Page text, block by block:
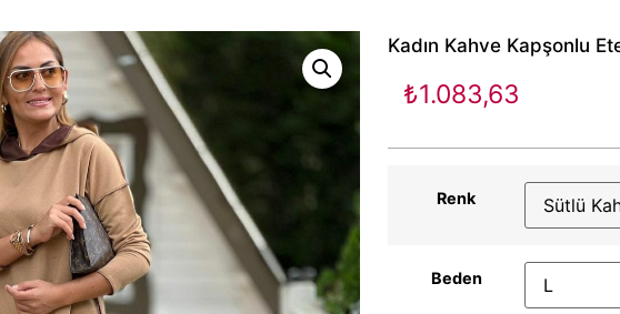
Kadın Kahve Kapşonlu
₺1.083,63
Renk
Beden